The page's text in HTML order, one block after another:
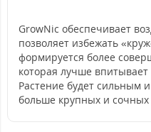
GrowNic обеспечивает
позволяет избежать
формируется более
которая лучше
Растение будет сильным
больше крупных и сочных